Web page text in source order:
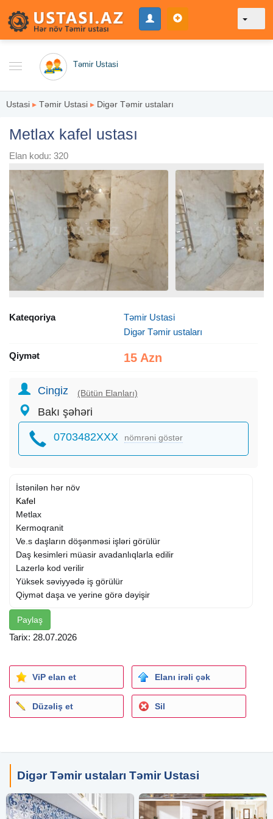
Təmir Ustasi
Ustasi ▸ Təmir Ustasi ▸ Digər Təmir ustaları
Metlax kafel ustası
Elan kodu: 320
Kateqoriya
Təmir Ustasi
Digər Təmir ustaları
Qiymət 15 Azn
Cingiz (Bütün Elanları)
Bakı şəhəri
0703482XXX nömrəni göstər
İstənilən hər növ
Kafel
Metlax
Kermoqranit
Ve.s daşların döşənməsi işləri görülür
Daş kesimleri müasir avadanlıqlarla edilir
Lazerlə kod verilir
Yüksek səviyyədə iş görülür
Qiymət daşa ve yerine görə dəyişir
Paylaş
Tarix: 28.07.2026
ViP elan et Elanı irəli çək
Düzəliş et Sil
Digər Təmir ustaları Təmir Ustasi